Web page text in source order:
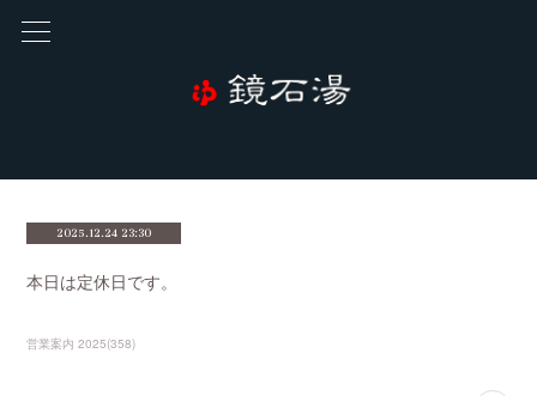
2025.12.24 23:30
本日は定休日です。
営業案内 2025(358)